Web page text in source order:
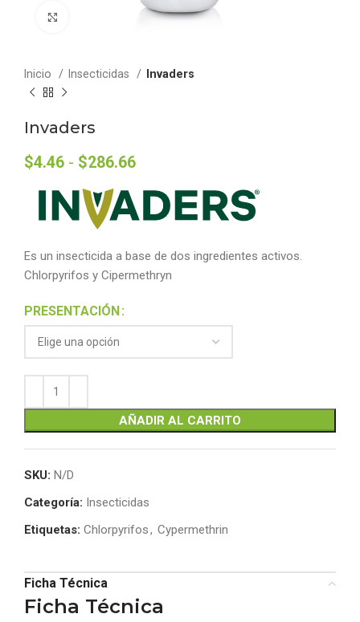
Click to enlarge
Inicio Insecticidas Invaders
Invaders
$4.46 - $286.66
Es un insecticida a base de dos ingredientes activos.
Chlorpyrifos y Cipermethryn
PRESENTACIÓN
AÑADIR AL CARRITO
Alternative:
SKU: N/D
Categoría: Insecticidas
Etiquetas: Chlorpyrifos, Cypermethrin
Ficha Técnica
Ficha Técnica